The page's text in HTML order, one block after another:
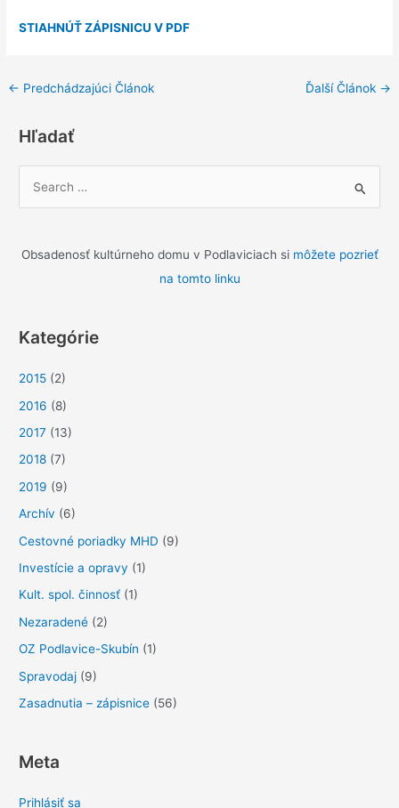
STIAHNÚŤ ZÁPISNICU V PDF
← Predchádzajúci Článok Ďalší Článok →
Hľadať
ť
Obsadenosť kultúrneho domu v Podlaviciach si môžete pozrieť
na tomto linku
Kategórie
2015 (2)
2016 (8)
2017 (13)
2018 (7)
2019 (9)
Archív (6)
Cestovné poriadky MHD (9)
Investície a opravy (1)
Kult. spol. činnosť (1)
Nezaradené (2)
OZ Podlavice-Skubín (1)
Spravodaj (9)
Zasadnutia – zápisnice (56)
Meta
Prihlásiť sa